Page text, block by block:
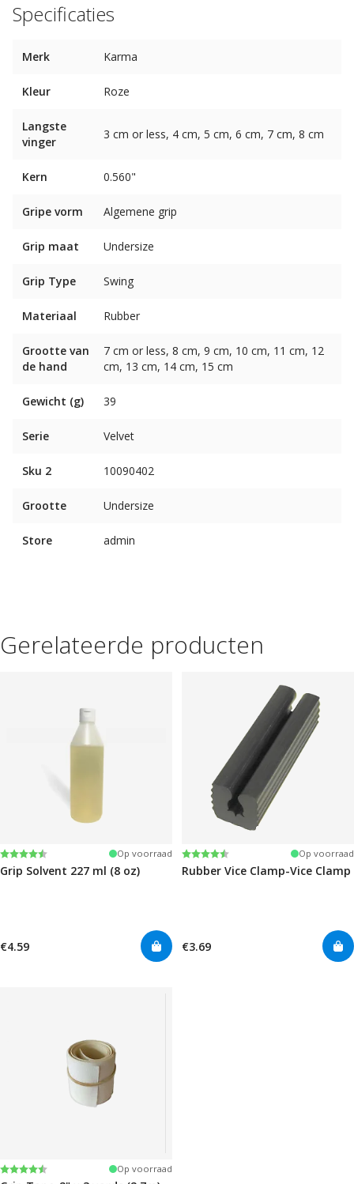
Specificaties
Merk Karma
Kleur Roze
Langste
vinger
3 cm or less, 4 cm, 5 cm, 6 cm, 7 cm, 8 cm
Kern 0.560"
Gripe vorm Algemene grip
Grip maat Undersize
Grip Type Swing
Materiaal Rubber
Grootte van
de hand
7 cm or less, 8 cm, 9 cm, 10 cm, 11 cm, 12
cm, 13 cm, 14 cm, 15 cm
Gewicht (g) 39
Serie Velvet
Sku 2 10090402
Grootte Undersize
Store admin
Gerelateerde producten
Beoordeling:
4.6 uit 5 sterren Op voorraad
Grip Solvent 227 ml (8 oz)
€4.59
Beoordeling:
4.6 uit 5 sterren Op voorraad
Rubber Vice Clamp-Vice Clamp
€3.69
Beoordeling:
4.5 uit 5 sterren Op voorraad